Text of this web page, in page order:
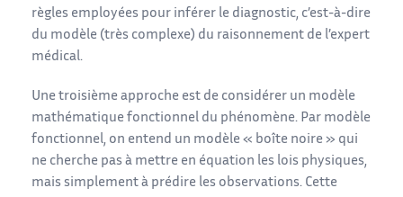
règles employées pour inférer le diagnostic, c’est-à-dire
du modèle (très complexe) du raisonnement de l’expert
médical.
Une troisième approche est de considérer un modèle
mathématique fonctionnel du phénomène. Par modèle
fonctionnel, on entend un modèle « boîte noire » qui
ne cherche pas à mettre en équation les lois physiques,
mais simplement à prédire les observations. Cette